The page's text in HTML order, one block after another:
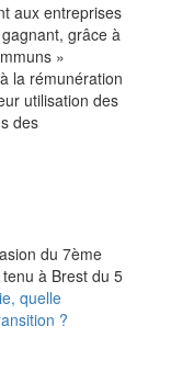
aux entreprises
grâce à
»
la rémunération
utilisation des
des
du 7ème
à Brest du 5
quelle
?